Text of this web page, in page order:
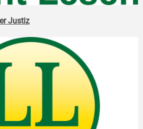
Justiz